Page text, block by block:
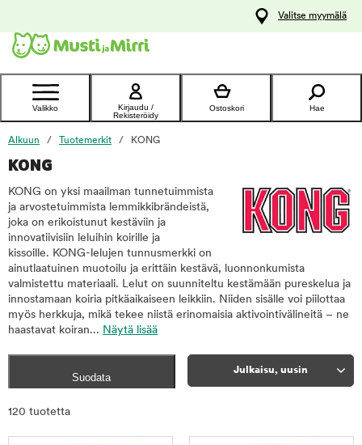
Ota yhteyttä
asiakaspalveluun
Valitse myymälä
Valikko
Kirjaudu /
Rekisteröidy
Ostoskori Hae
Alkuun Tuotemerkit KONG
KONG
KONG on yksi maailman tunnetuimmista
ja arvostetuimmista lemmikkibrändeistä,
joka on erikoistunut kestäviin ja
innovatiivisiin leluihin koirille ja
kissoille. KONG-lelujen tunnusmerkki on
ainutlaatuinen muotoilu ja erittäin kestävä, luonnonkumista
valmistettu materiaali. Lelut on suunniteltu kestämään pureskelua ja
innostamaan koiria pitkäaikaiseen leikkiin. Niiden sisälle voi piilottaa
myös herkkuja, mikä tekee niistä erinomaisia aktivointivälineitä – ne
haastavat koiran... Näytä lisää
Suodata
Julkaisu, uusin
120 tuotetta